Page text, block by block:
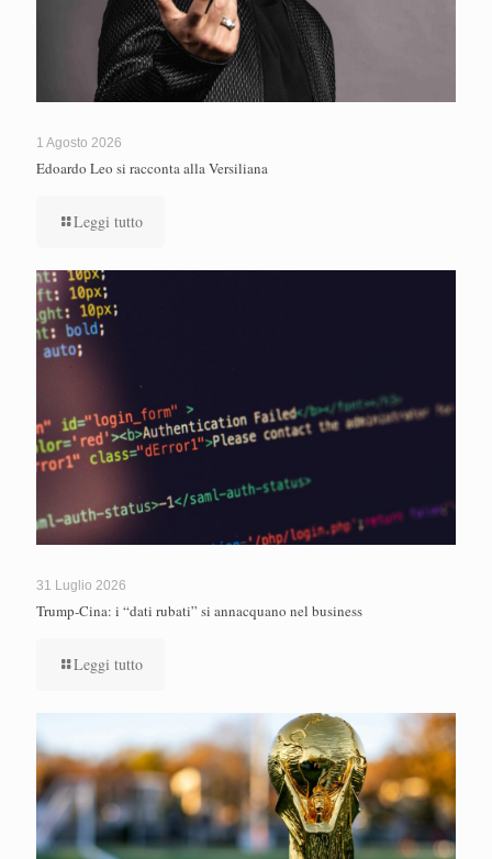
1 Agosto 2026
Edoardo Leo si racconta alla Versiliana
Leggi tutto
31 Luglio 2026
Trump-Cina: i “dati rubati” si annacquano nel business
Leggi tutto